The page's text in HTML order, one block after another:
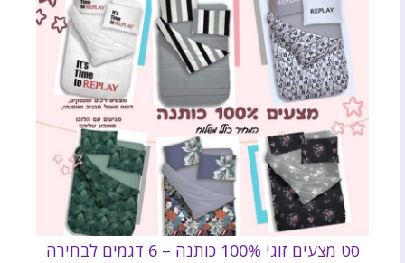
סט מצעים זוגי 100% כותנה – 6 דגמים לבחירה